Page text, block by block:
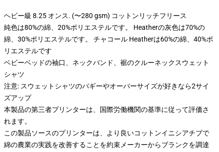
ヘビー級 8.25 オンス. (〜280 gsm) コットンリッチフリース
純色は80%の綿、20%ポリエステルです。 Heatherの灰色は70%の
綿、30%ポリエステルです。 チャコール Heatherは60%の綿、40%ポ
リエステルです
ベビーベッドの袖口、ネックバンド、裾のクルーネックスウェット
シャツ
注意: スウェットシャツのバギーやオーバーサイズが好きなら2サイ
ズアップ
本製品の第三者プリンターは、国際労働機関の基準に従って評価さ
れます。
この製品ソースのプリンターは、より良いコットンイニシアチブで
綿の農業の実践を改善することを約束メーカーからブランクを調達